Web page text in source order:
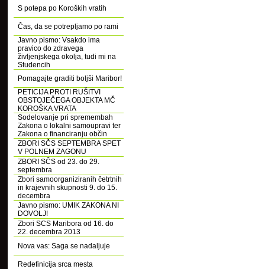
S potepa po Koroških vratih
Čas, da se potrepljamo po rami
Javno pismo: Vsakdo ima
pravico do zdravega
življenjskega okolja, tudi mi na
Studencih
Pomagajte graditi boljši Maribor!
PETICIJA PROTI RUŠITVI
OBSTOJEČEGA OBJEKTA MČ
KOROŠKA VRATA
Sodelovanje pri spremembah
Zakona o lokalni samoupravi ter
Zakona o financiranju občin
ZBORI SČS SEPTEMBRA SPET
V POLNEM ZAGONU
ZBORI SČS od 23. do 29.
septembra
Zbori samoorganiziranih četrtnih
in krajevnih skupnosti 9. do 15.
decembra
Javno pismo: UMIK ZAKONA NI
DOVOLJ!
Zbori SCS Maribora od 16. do
22. decembra 2013
Nova vas: Saga se nadaljuje
Redefinicija srca mesta